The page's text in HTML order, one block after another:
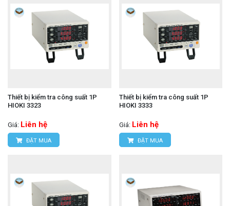
Thiết bị kiểm tra công suất 1P
HIOKI 3323
Giá: Liên hệ
ĐẶT MUA
Thiết bị kiểm tra công suất 1P
HIOKI 3333
Giá: Liên hệ
ĐẶT MUA